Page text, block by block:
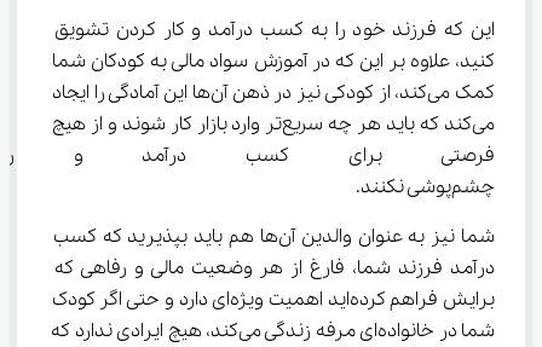
این که فرزند خود را به کسب درآمد و کار کردن تشویق
کنید، علاوه بر این که در آموزش سواد مالی به کودکان شما
کمک می‌کند، از کودکی نیز در ذهن آن‌ها این آمادگی را ایجاد
می‌کند که باید هر چه سریع‌تر وارد بازار کار شوند و از هیچ
فرصتی برای کسب درآمد و
چشم‌پوشی نکنند.
شما نیز به عنوان والدین آن‌ها هم باید بپذیرید که کسب
درآمد فرزند شما، فارغ از هر وضعیت مالی و رفاهی که
برایش فراهم کرده‌اید اهمیت ویژه‌ای دارد و حتی اگر کودک
شما در خانواده‌ای مرفه زندگی می‌کند، هیچ ایرادی ندارد که